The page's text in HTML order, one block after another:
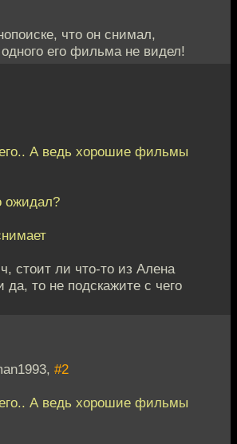
что он снимал,
его фильма не видел!
А ведь хорошие фильмы
ожидал?
стоит ли что-то из Алена
да, то не подскажите с чего
#2
А ведь хорошие фильмы